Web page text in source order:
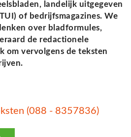
landelijk uitgegeven
of bedrijfsmagazines. We
over bladformules,
de redactionele
om vervolgens de teksten
(088 - 8357836)